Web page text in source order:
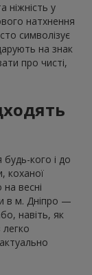
ніжність у
натхнення
символізує
на знак
про чисті,
кого і до
коханої
весні
в м. Дніпро —
навіть, як
легко